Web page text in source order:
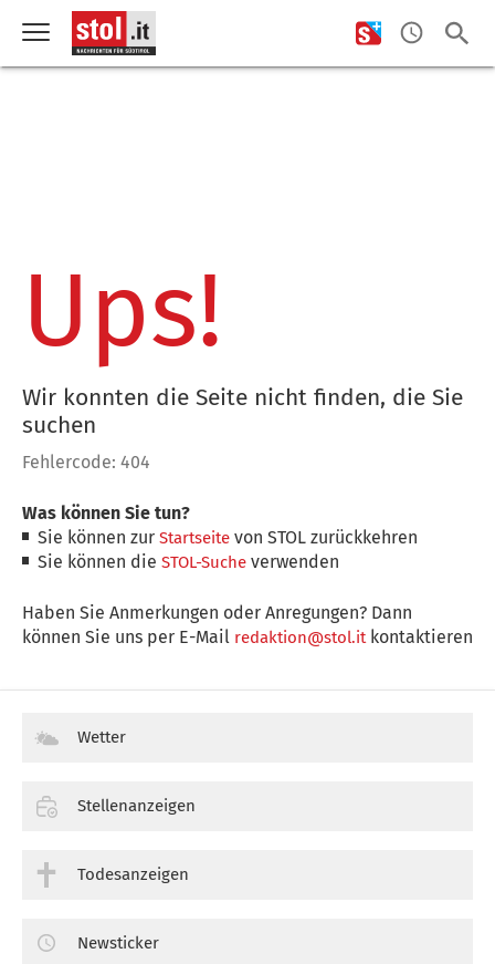
Ups!
Wir konnten die Seite nicht finden, die Sie
suchen
Fehlercode: 404
Was können Sie tun?
Sie können zurStartseite von STOL zurückkehren
Sie können dieSTOL-Suche verwenden
Haben Sie Anmerkungen oder Anregungen? Dann
können Sie uns per E-Mail redaktion@stol.itkontaktieren
Wetter
Stellenanzeigen
Todesanzeigen
Newsticker